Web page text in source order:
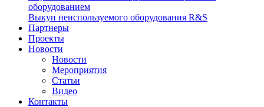
оборудованием
Выкуп неиспользуемого оборудования R&S
Партнеры
Проекты
Новости
Новости
Мероприятия
Статьи
Видео
Контакты